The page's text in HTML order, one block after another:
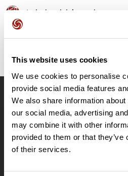
This website uses cookies
We use cookies to personalise
provide social media features
We also share information
our social media, advertising
may combine it with other
provided to them or that
of their services.
stade-bordelais-cyclo
OpenRunner
Carrières
À propos
Le Mag'